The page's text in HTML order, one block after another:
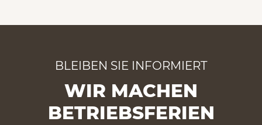
BLEIBEN SIE INFORMIERT
WIR MACHEN
BETRIEBSFERIEN